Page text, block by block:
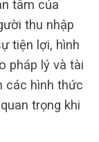
tâm của
thu nhập
tiện lợi, hình
pháp lý và tài
các hình thức
trọng khi